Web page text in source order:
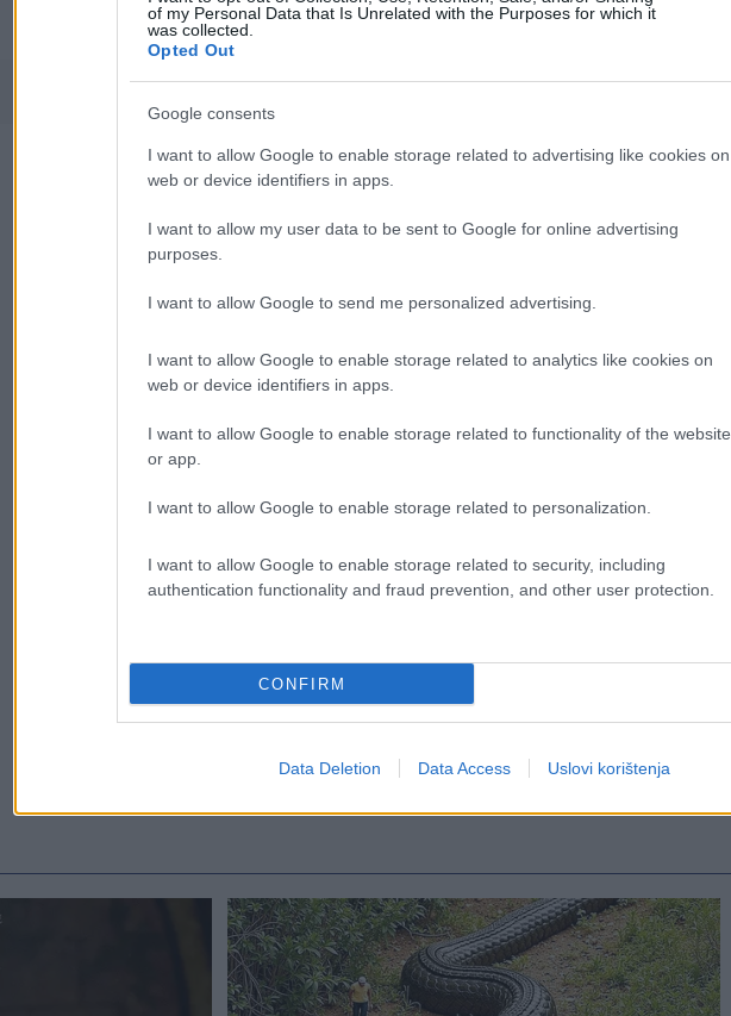
of my Personal Data that Is Unrelated with the Purposes for which it
was collected.
Opted Out
Google consents
I want to allow Google to enable storage related to advertising like cookies on
web or device identifiers in apps.
I want to allow my user data to be sent to Google for online advertising
purposes.
I want to allow Google to send me personalized advertising.
I want to allow Google to enable storage related to analytics like cookies on
web or device identifiers in apps.
I want to allow Google to enable storage related to functionality of the website
or app.
I want to allow Google to enable storage related to personalization.
I want to allow Google to enable storage related to security, including
authentication functionality and fraud prevention, and other user protection.
CONFIRM
Data Deletion Data Access Uslovi korištenja